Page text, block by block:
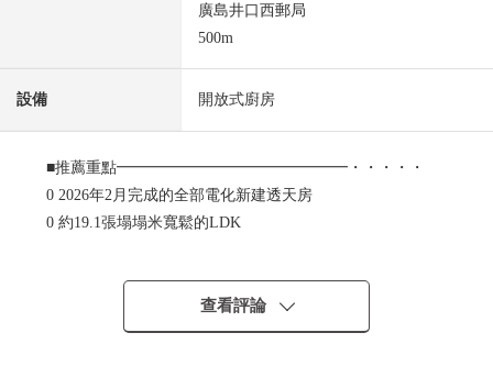
廣島井口西郵局
500m
設備 開放式廚房
■推薦重點━━━━━━━━━━━━━━━・・・・・
0 2026年2月完成的全部電化新建透天房
0 約19.1張塌塌米寬鬆的LDK
0 靈活作為房型變更的4LDK
0 與家族的會話興奮起來的開放式廚房
0 舒適地放進去的1坪類型的浴缸
查看評論